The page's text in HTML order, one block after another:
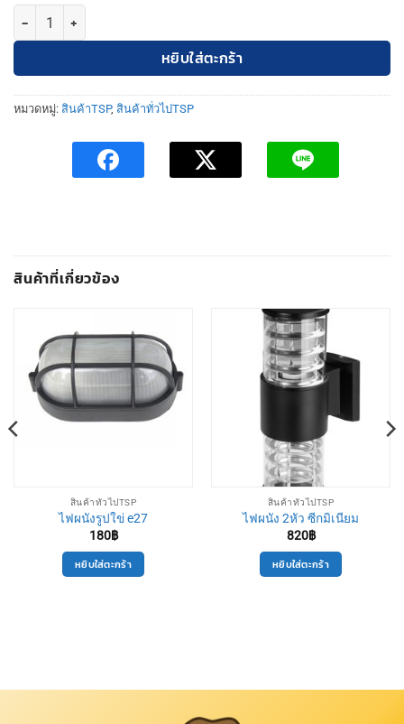
จำนวน TSP ไฟประดับ ไฟตกแต่งตามเทศกาล 160LED ยาว 16 เมตร
หยิบใส่ตะกร้า
หมวดหมู่: สินค้าTSP, สินค้าทั่วไปTSP
สินค้าที่เกี่ยวข้อง
สินค้าทั่วไปTSP
ไฟผนังรูปใข่ e27
180฿
หยิบใส่ตะกร้า
สินค้าทั่วไปTSP
ไฟผนัง 2หัว ซีกมิเนียม
820฿
หยิบใส่ตะกร้า